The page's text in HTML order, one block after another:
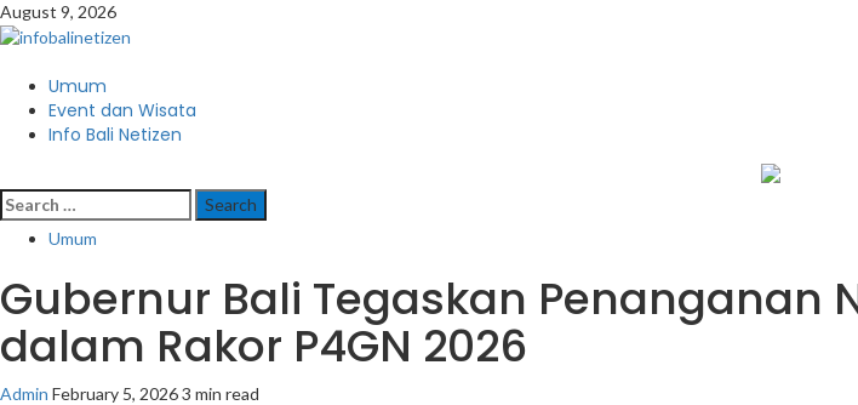
Skip
to
August 9, 2026
Primary
Menu
Umum
Event dan Wisata
Info Bali Netizen
Search
for:
Umum
Gubernur Bali Tegaskan Penanganan
dalam Rakor P4GN 2026
Admin February 5, 20263 min read